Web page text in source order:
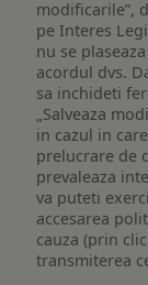
modificarile”,
pe Interes
nu se
acordul dvs.
sa inchideti
„Salveaza
in cazul in
prelucrare de
prevaleaza
va puteti
accesarea
cauza (prin
transmiterea